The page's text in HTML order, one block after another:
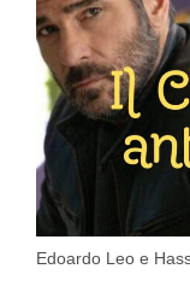
Edoardo Leo e